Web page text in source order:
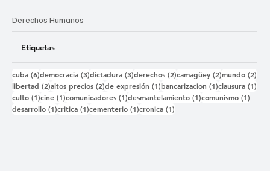
Derechos Humanos
Etiquetas
cuba (6)6 entradas
democracia (3)3 entradas
dictadura (3)3 entradas
derechos (2)2 entradas
camagüey (2)2 entradas
mundo (2)
libertad (2)2 entradas
altos precios (2)2 entradas
de expresión (1)1 entrada
bancarizacion (1)1 entrada
clausura (1)
culto (1)1 entrada
cine (1)1 entrada
comunicadores (1)1 entrada
desmantelamiento (1)1 entrada
comunismo (1)
desarrollo (1)1 entrada
critica (1)1 entrada
cementerio (1)1 entrada
cronica (1)